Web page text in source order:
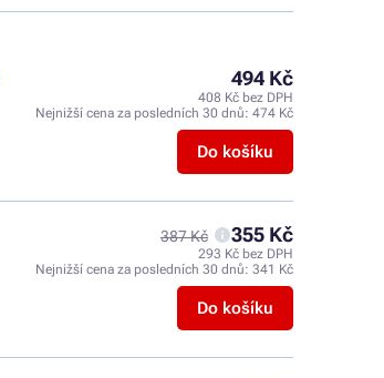
494 Kč
408 Kč bez DPH
Nejnižší cena za posledních 30 dnů: 474 Kč
Do košíku
387 Kč 355 Kč
293 Kč bez DPH
Nejnižší cena za posledních 30 dnů: 341 Kč
Do košíku